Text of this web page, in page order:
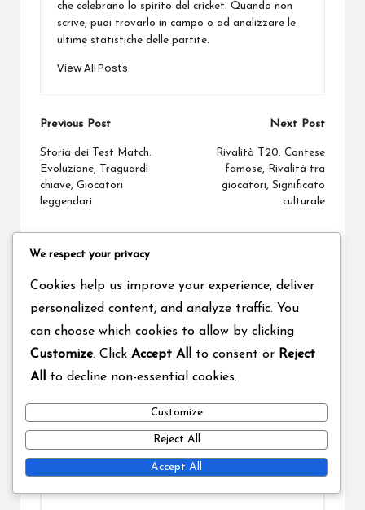
che celebrano lo spirito del cricket. Quando non
scrive, puoi trovarlo in campo o ad analizzare le
ultime statistiche delle partite.
View All Posts
Post
navigation
Previous Post
Storia dei Test Match:
Evoluzione, Traguardi
chiave, Giocatori
leggendari
Next Post
Rivalità T20: Contese
famose, Rivalità tra
giocatori, Significato
culturale
Comments
No comments yet. Why don’t you start the discussion?
Leave a Reply
Your email address will not be published.
Required fields
are marked
We respect your privacy
Cookies help us improve your experience, deliver
personalized content, and analyze traffic. You
can choose which cookies to allow by clicking
Customize. Click Accept All to consent or Reject
All
to decline non-essential cookies.
Customize
Reject All
Accept All